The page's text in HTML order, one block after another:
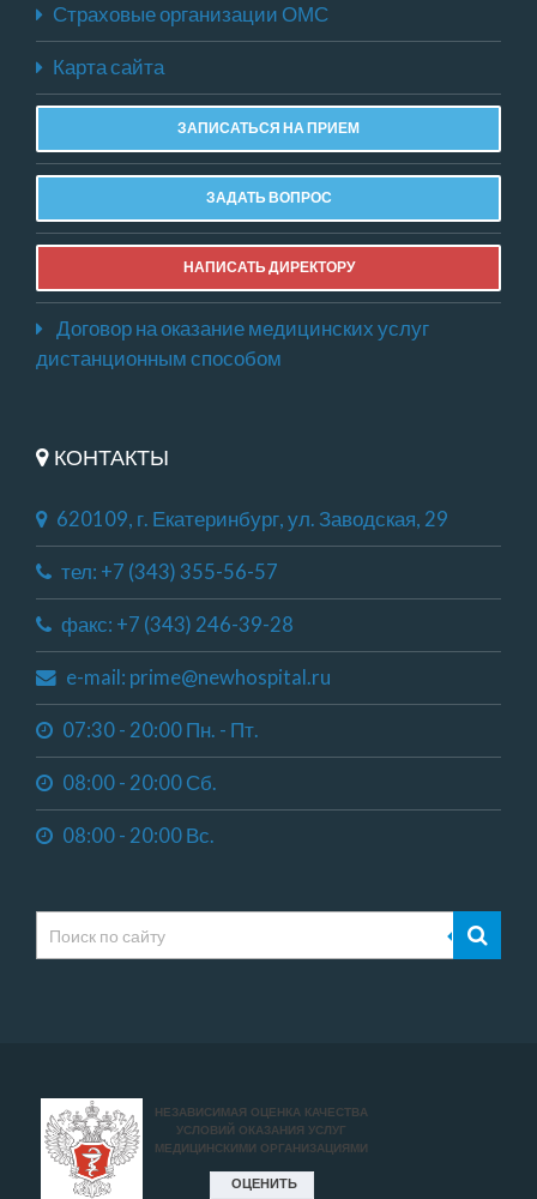
Страховые организации ОМС
Карта сайта
ЗАПИСАТЬСЯ НА ПРИЕМ
ЗАДАТЬ ВОПРОС
НАПИСАТЬ ДИРЕКТОРУ
Договор на оказание медицинских услуг
дистанционным способом
КОНТАКТЫ
620109, г. Екатеринбург, ул. Заводская, 29
тел: +7 (343) 355-56-57
факс: +7 (343) 246-39-28
e-mail: prime@newhospital.ru
07:30 - 20:00 Пн. - Пт.
08:00 - 20:00 Сб.
08:00 - 20:00 Вс.